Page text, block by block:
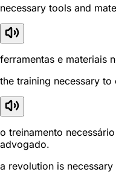
necessary tools and
ferramentas e materiais
the training necessary
o treinamento
advogado.
a revolution is